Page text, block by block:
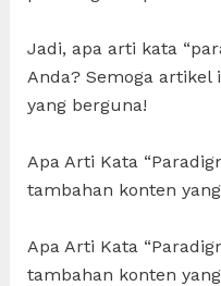
Jadi, apa arti kata
Anda? Semoga
yang berguna!
Apa Arti Kata
tambahan konten
Apa Arti Kata
tambahan konten